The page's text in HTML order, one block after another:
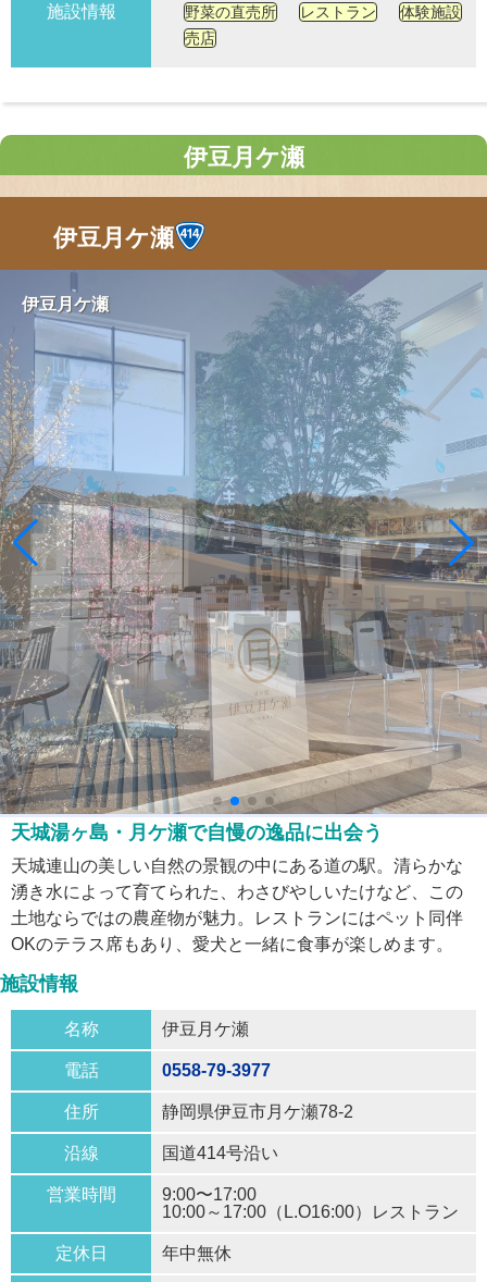
施設情報 野菜の直売所 レストラン
体験施設
売店
伊豆月ケ瀬
伊豆月ケ瀬
伊豆月ケ瀬
天城湯ヶ島・月ケ瀬で自慢の逸品に出会う
天城連山の美しい自然の景観の中にある道の駅。清らかな
湧き水によって育てられた、わさびやしいたけなど、この
土地ならではの農産物が魅力。レストランにはペット同伴
OKのテラス席もあり、愛犬と一緒に食事が楽しめます。
施設情報
名称 伊豆月ケ瀬
電話 0558-79-3977
住所 静岡県伊豆市月ケ瀬78-2
沿線 国道414号沿い
営業時間
9:00〜17:00
10:00～17:00（L.O16:00）レストラン
定休日 年中無休